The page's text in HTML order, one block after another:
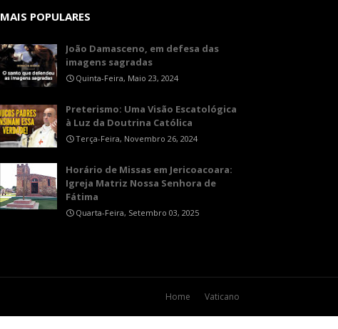
MAIS POPULARES
João Damasceno, em defesa das
imagens sagradas
Quinta-Feira, Maio 23, 2024
Preterismo: Uma Visão Escatológica
à Luz da Doutrina Católica
Terça-Feira, Novembro 26, 2024
Horário de Missas em Jericoacoara:
Igreja Matriz Nossa Senhora de
Fátima
Quarta-Feira, Setembro 03, 2025
Home Vaticano